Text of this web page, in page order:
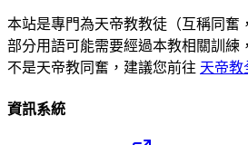
本站是專門為天帝教教徒（互稱同奮
部分用語可能需要經過本教相關訓練
不是天帝教同奮，建議您前往 天帝教
資訊系統